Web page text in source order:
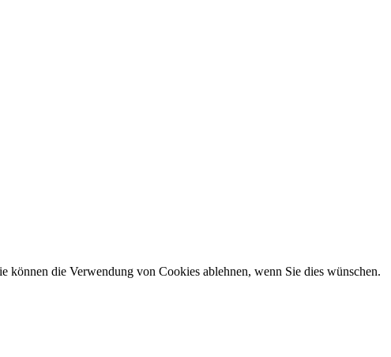
können die Verwendung von Cookies ablehnen, wenn Sie dies wünschen.